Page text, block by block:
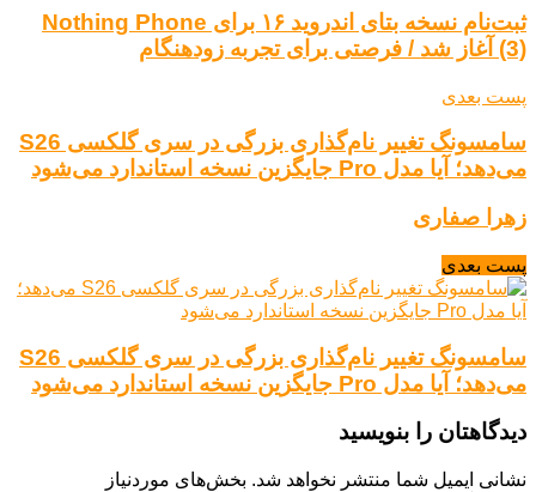
ثبت‌نام نسخه بتای اندروید ۱۶ برای Nothing Phone
(3) آغاز شد / فرصتی برای تجربه زودهنگام
پست بعدی
سامسونگ تغییر نام‌گذاری بزرگی در سری گلکسی S26
می‌دهد؛ آیا مدل Pro جایگزین نسخه استاندارد می‌شود
زهرا صفاری
پست بعدی
سامسونگ تغییر نام‌گذاری بزرگی در سری گلکسی S26
می‌دهد؛ آیا مدل Pro جایگزین نسخه استاندارد می‌شود
دیدگاهتان را بنویسید
نشانی ایمیل شما منتشر نخواهد شد. بخش‌های موردنیاز